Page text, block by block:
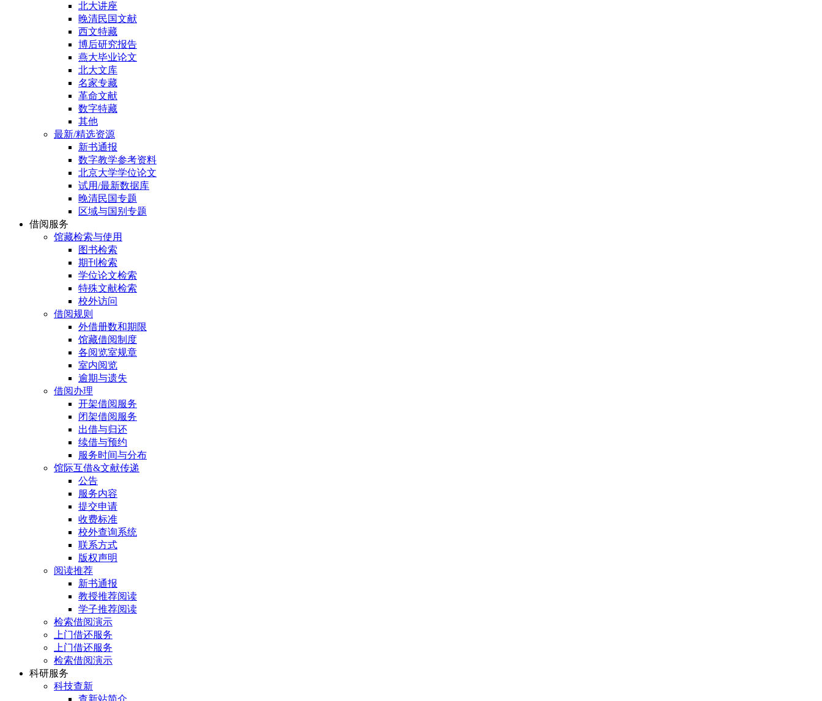
北大讲座
晚清民国文献
西文特藏
博后研究报告
燕大毕业论文
北大文库
名家专藏
革命文献
数字特藏
其他
最新/精选资源
新书通报
数字教学参考资料
北京大学学位论文
试用/最新数据库
晚清民国专题
区域与国别专题
借阅服务
馆藏检索与使用
图书检索
期刊检索
学位论文检索
特殊文献检索
校外访问
借阅规则
外借册数和期限
馆藏借阅制度
各阅览室规章
室内阅览
逾期与遗失
借阅办理
开架借阅服务
闭架借阅服务
出借与归还
续借与预约
服务时间与分布
馆际互借&文献传递
公告
服务内容
提交申请
收费标准
校外查询系统
联系方式
版权声明
阅读推荐
新书通报
教授推荐阅读
学子推荐阅读
检索借阅演示
上门借还服务
上门借还服务
检索借阅演示
科研服务
科技查新
查新站简介